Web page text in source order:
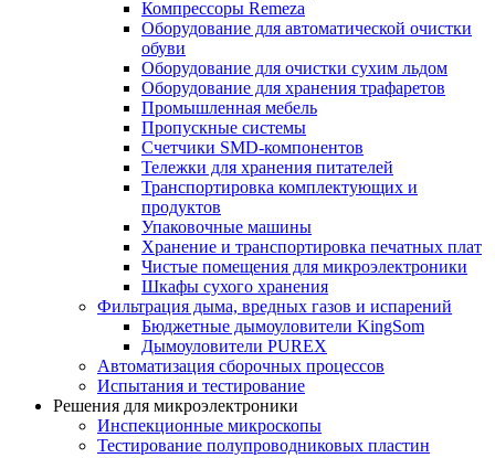
Компрессоры Remeza
Оборудование для автоматической очистки
обуви
Оборудование для очистки сухим льдом
Оборудование для хранения трафаретов
Промышленная мебель
Пропускные системы
Счетчики SMD-компонентов
Тележки для xранения питателей
Транспортировка комплектующих и
продуктов
Упаковочные машины
Хранение и транспортировка печатных плат
Чистые помещения для микроэлектроники
Шкафы сухого хранения
Фильтрация дыма, вредных газов и испарений
Бюджетные дымоуловители KingSom
Дымоуловители PUREX
Автоматизация сборочных процессов
Испытания и тестирование
Решения для микроэлектроники
Инспекционные микроскопы
Тестирование полупроводниковых пластин